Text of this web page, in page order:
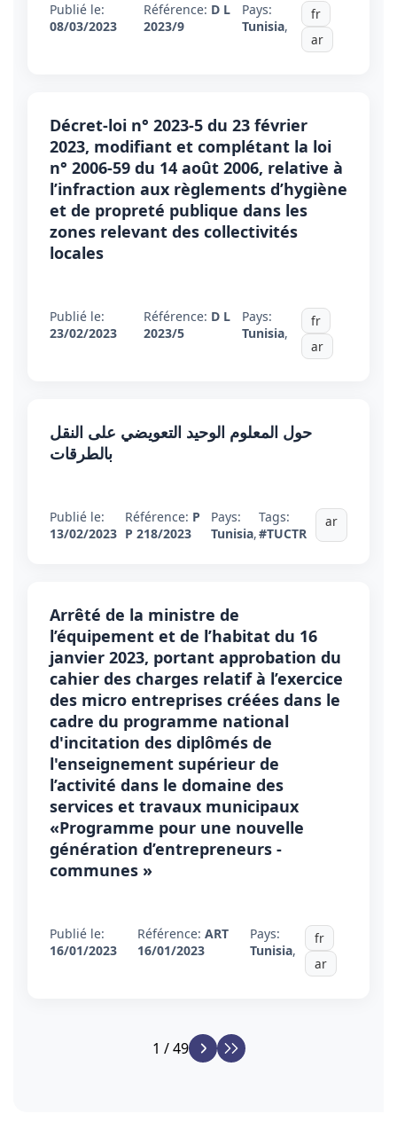
Publié le:
08/03/2023
Référence: D L
2023/9
Pays:
Tunisia,
fr
ar
Décret-loi n° 2023-5 du 23 février
2023, modifiant et complétant la loi
n° 2006-59 du 14 août 2006, relative à
l’infraction aux règlements d’hygiène
et de propreté publique dans les
zones relevant des collectivités
locales
Publié le:
23/02/2023
Référence: D L
2023/5
Pays:
Tunisia,
fr
ar
حول المعلوم الوحيد التعويضي على النقل
بالطرقات
Publié le:
13/02/2023
Référence: P
P 218/2023
Pays:
Tunisia,
Tags:
#TUCTR
ar
Arrêté de la ministre de
l’équipement et de l’habitat du 16
janvier 2023, portant approbation du
cahier des charges relatif à l’exercice
des micro entreprises créées dans le
cadre du programme national
d'incitation des diplômés de
l'enseignement supérieur de
l’activité dans le domaine des
services et travaux municipaux
«Programme pour une nouvelle
génération d’entrepreneurs -
communes »
Publié le:
16/01/2023
Référence: ART
16/01/2023
Pays:
Tunisia,
fr
ar
1 / 49